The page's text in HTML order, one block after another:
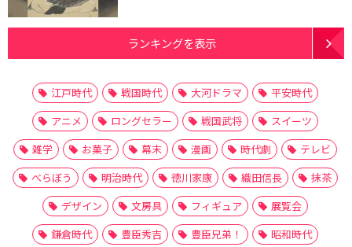
ランキングを表示
江戸時代 戦国時代 大河ドラマ
平安時代
アニメ
ロングセラー 戦国武将
スイーツ
雑学
お菓子 幕末 漫画 時代劇
テレビ
べらぼう
明治時代 徳川家康 織田信長
抹茶
デザイン
文房具 フィギュア
展覧会
鎌倉時代
豊臣秀吉 豊臣兄弟！
昭和時代